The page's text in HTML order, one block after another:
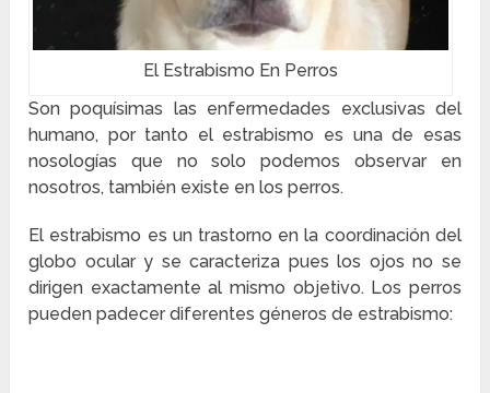
El Estrabismo En Perros
Son poquísimas las enfermedades exclusivas del
humano, por tanto el estrabismo es una de esas
nosologías que no solo podemos observar en
nosotros, también existe en los perros.
El estrabismo es un trastorno en la coordinación del
globo ocular y se caracteriza pues los ojos no se
dirigen exactamente al mismo objetivo. Los perros
pueden padecer diferentes géneros de estrabismo: